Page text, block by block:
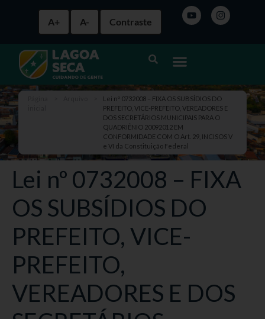
A+ A- Contraste
Lei nº 0732008 – FIXA OS SUBSÍDIOS DO
PREFEITO, VICE-PREFEITO, VEREADORES E
DOS SECRETÁRIOS MUNICIPAIS PARA O
QUADRIÊNIO 20092012 EM
CONFORMIDADE COM O Art. 29, INCISOS V
e VI da Constituição Federal
Lei nº 0732008 – FIXA
OS SUBSÍDIOS DO
PREFEITO, VICE-
PREFEITO,
VEREADORES E DOS